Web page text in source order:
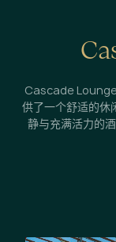
Ca
Cascade Lounge
供了一个舒适的休
静与充满活力的